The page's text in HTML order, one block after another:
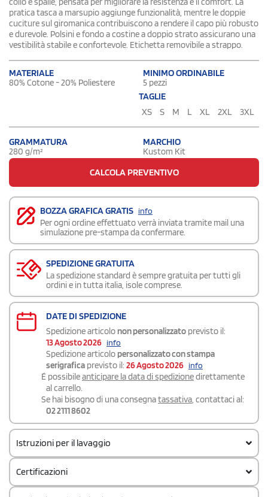
pratica tasca a marsupio aggiunge funzionalità, mentre le doppie
cuciture sul giromanica contribuiscono a rendere il capo più robusto
e durevole. Polsini e fondo a costine a doppio strato assicurano una
vestibilità stabile e confortevole. Etichetta removibile a strappo.
MATERIALE
80% Cotone - 20% Poliestere
MINIMO ORDINABILE
5 pezzi
TAGLIE
XS
S M L XL 2XL 3XL
GRAMMATURA
280 g/m²
MARCHIO
Kustom Kit
CALCOLA PREVENTIVO
BOZZA GRAFICA GRATIS info
Per ogni ordine effettuato verrà inviata tramite mail una
simulazione pre-stampa da confermare.
SPEDIZIONE GRATUITA
La spedizione standard è sempre gratuita per tutti gli
ordini e in tutta italia, isole comprese.
DATE DI SPEDIZIONE
Spedizione articolo non personalizzato previsto il:
13 Agosto 2026 info
Spedizione articolo personalizzato con stampa
serigrafica previsto il: 26 Agosto 2026 info
É possibileanticipare la data di spedizionedirettamente
al carrello.
Se hai bisogno di una consegnatassativa, contattaci al:
02 2111 8602
Istruzioni per il lavaggio
Certificazioni